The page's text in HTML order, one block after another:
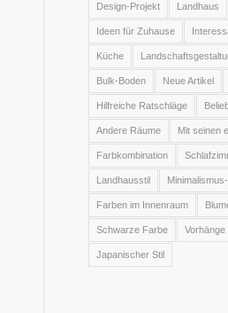
Design-Projekt Landhaus
Ideen für Zuhause
Küche
Bulk-Boden Neue Artikel
Hilfreiche Ratschläge
Andere Räume Mit seinen
Farbkombination
Landhausstil
Farben im Innenraum
Schwarze Farbe Vorhänge
Japanischer Stil